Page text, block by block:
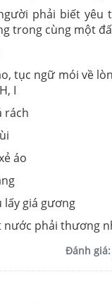
phải biết yêu
trong cùng một
tục ngữ mói về
I
rách
áo
lấy giá gương
phải thương
Đánh giá: